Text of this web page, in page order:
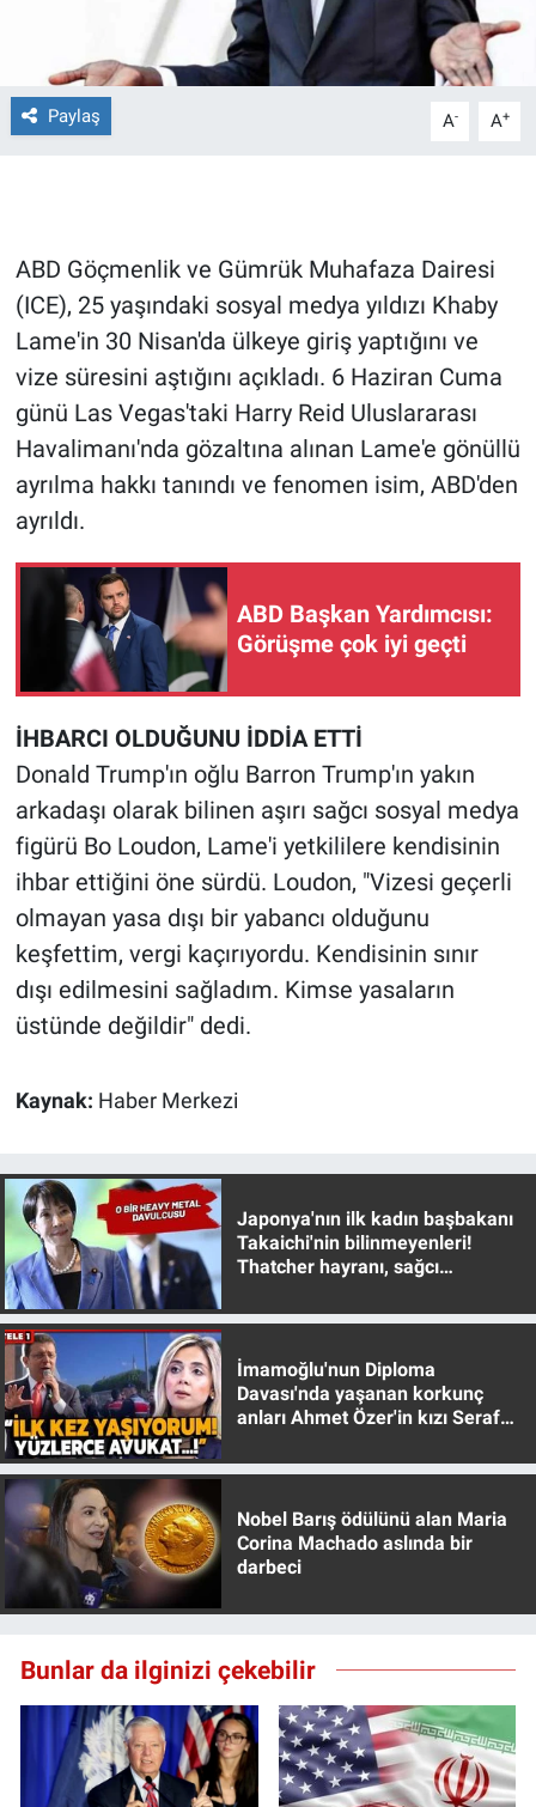
Paylaş A- A+
ABD Göçmenlik ve Gümrük Muhafaza Dairesi
(ICE), 25 yaşındaki sosyal medya yıldızı Khaby
Lame'in 30 Nisan'da ülkeye giriş yaptığını ve
vize süresini aştığını açıkladı. 6 Haziran Cuma
günü Las Vegas'taki Harry Reid Uluslararası
Havalimanı'nda gözaltına alınan Lame'e gönüllü
ayrılma hakkı tanındı ve fenomen isim, ABD'den
ayrıldı.
ABD Başkan Yardımcısı:
Görüşme çok iyi geçti
İHBARCI OLDUĞUNU İDDİA ETTİ
Donald Trump'ın oğlu Barron Trump'ın yakın
arkadaşı olarak bilinen aşırı sağcı sosyal medya
figürü Bo Loudon, Lame'i yetkililere kendisinin
ihbar ettiğini öne sürdü. Loudon, "Vizesi geçerli
olmayan yasa dışı bir yabancı olduğunu
keşfettim, vergi kaçırıyordu. Kendisinin sınır
dışı edilmesini sağladım. Kimse yasaların
üstünde değildir" dedi.
Kaynak: Haber Merkezi
Japonya'nın ilk kadın başbakanı
Takaichi'nin bilinmeyenleri!
Thatcher hayranı, sağcı
İmamoğlu'nun Diploma
Davası'nda yaşanan korkunç
anları Ahmet Özer'in kızı Seraf
Nobel Barış ödülünü alan Maria
Corina Machado aslında bir
darbeci
Bunlar da ilginizi çekebilir
Gerçeğin İzinde
Gün Başlıyor
Gün Bitiyor
Gündem Özel
Günün görüntüsü
Haber
İlan
Kimdir
Koronavirüs
Kültür Sanat
Ne demişti
Nedir
Popüler
Sağlık
Spor
Türkiye'nin Geleceği
Türkiye'nin Gündemi
Yerel Gündem
Yerel Yaşam
Canlı Yayın